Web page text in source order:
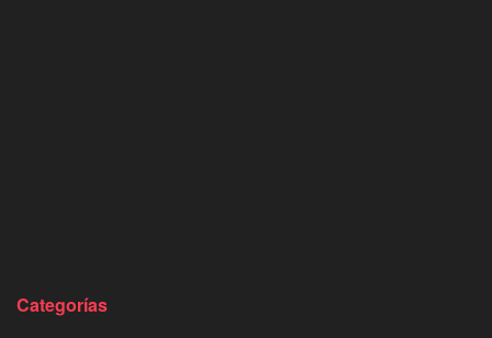
Categorías